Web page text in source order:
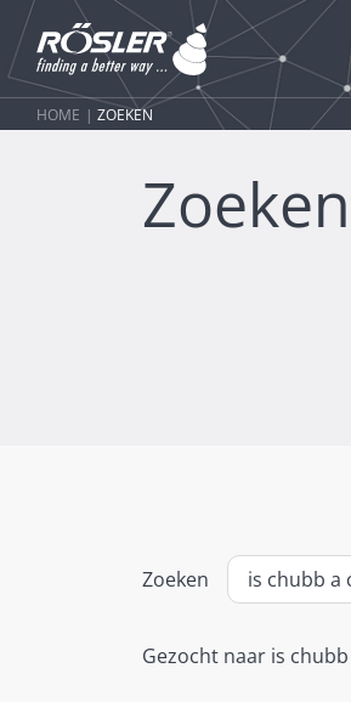
HOME ZOEKEN
Zoeken
Zoeken
Gezocht naar is